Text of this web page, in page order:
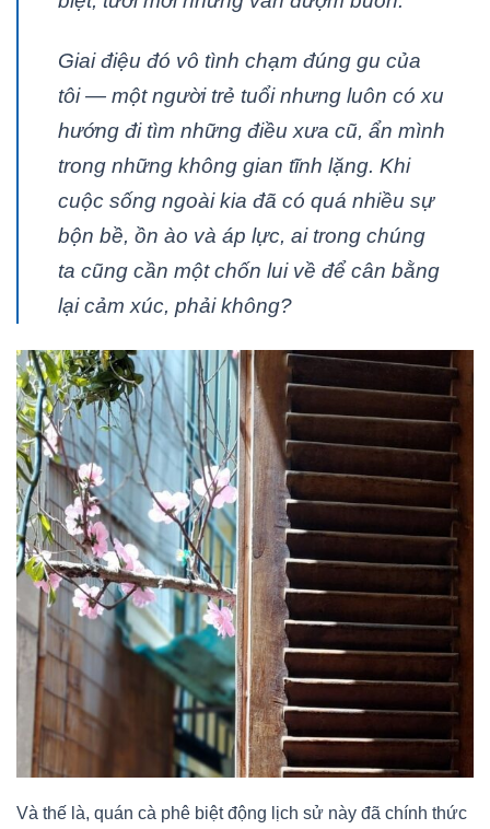
Giai điệu đó vô tình chạm đúng gu của
tôi — một người trẻ tuổi nhưng luôn có xu
hướng đi tìm những điều xưa cũ, ẩn mình
trong những không gian tĩnh lặng. Khi
cuộc sống ngoài kia đã có quá nhiều sự
bộn bề, ồn ào và áp lực, ai trong chúng
ta cũng cần một chốn lui về để cân bằng
lại cảm xúc, phải không?
Và thế là, quán cà phê biệt động lịch sử này đã chính thức